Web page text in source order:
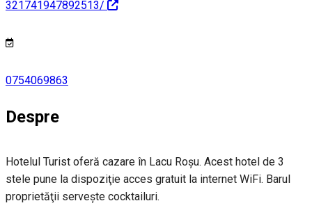
321741947892513/
0754069863
Despre
Hotelul Turist oferă cazare în Lacu Roşu. Acest hotel de 3
stele pune la dispoziţie acces gratuit la internet WiFi. Barul
proprietăţii serveşte cocktailuri.